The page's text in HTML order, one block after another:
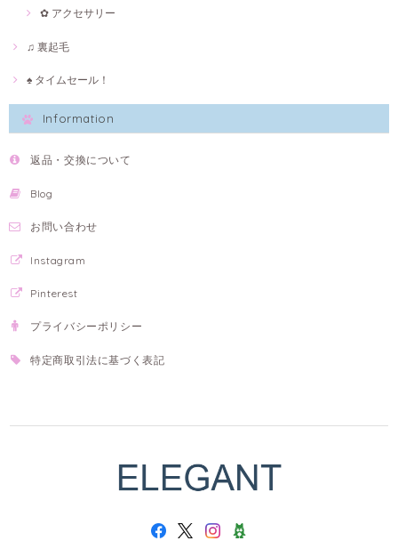
✿ アクセサリー
♫ 裏起毛
♠ タイムセール！
Information
返品・交換について
Blog
お問い合わせ
Instagram
Pinterest
プライバシーポリシー
特定商取引法に基づく表記